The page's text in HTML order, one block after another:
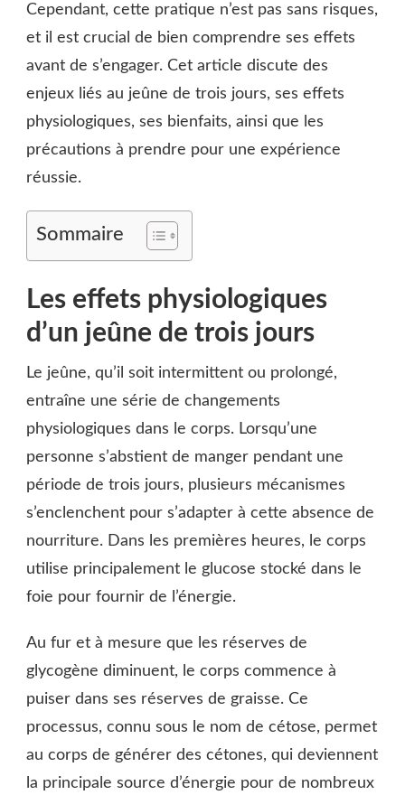
Cependant, cette pratique n’est pas sans risques,
et il est crucial de bien comprendre ses effets
avant de s’engager. Cet article discute des
enjeux liés au jeûne de trois jours, ses effets
physiologiques, ses bienfaits, ainsi que les
précautions à prendre pour une expérience
réussie.
Sommaire
Les effets physiologiques
d’un jeûne de trois jours
Le jeûne, qu’il soit intermittent ou prolongé,
entraîne une série de changements
physiologiques dans le corps. Lorsqu’une
personne s’abstient de manger pendant une
période de trois jours, plusieurs mécanismes
s’enclenchent pour s’adapter à cette absence de
nourriture. Dans les premières heures, le corps
utilise principalement le glucose stocké dans le
foie pour fournir de l’énergie.
Au fur et à mesure que les réserves de
glycogène diminuent, le corps commence à
puiser dans ses réserves de graisse. Ce
processus, connu sous le nom de cétose, permet
au corps de générer des cétones, qui deviennent
la principale source d’énergie pour de nombreux